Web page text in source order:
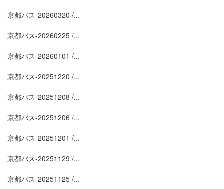
京都バス-20260320 /...
京都バス-20260225 /...
京都バス-20260101 /...
京都バス-20251220 /...
京都バス-20251208 /...
京都バス-20251206 /...
京都バス-20251201 /...
京都バス-20251129 /...
京都バス-20251125 /...